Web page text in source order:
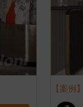
【案例